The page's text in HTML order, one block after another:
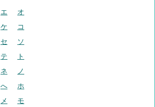
エ
オ
ケ
コ
セ
ソ
テ
ト
ネ
ノ
へ
ホ
メ
モ